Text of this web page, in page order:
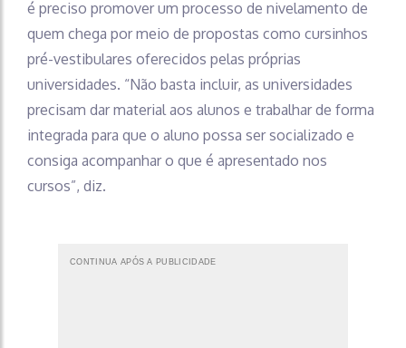
é preciso promover um processo de nivelamento de
quem chega por meio de propostas como cursinhos
pré-vestibulares oferecidos pelas próprias
universidades. “Não basta incluir, as universidades
precisam dar material aos alunos e trabalhar de forma
integrada para que o aluno possa ser socializado e
consiga acompanhar o que é apresentado nos
cursos”, diz.
CONTINUA APÓS A PUBLICIDADE